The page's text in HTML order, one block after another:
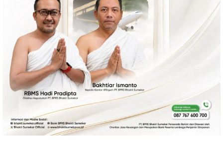
©
Copyright
2026
News
Indonesia
.